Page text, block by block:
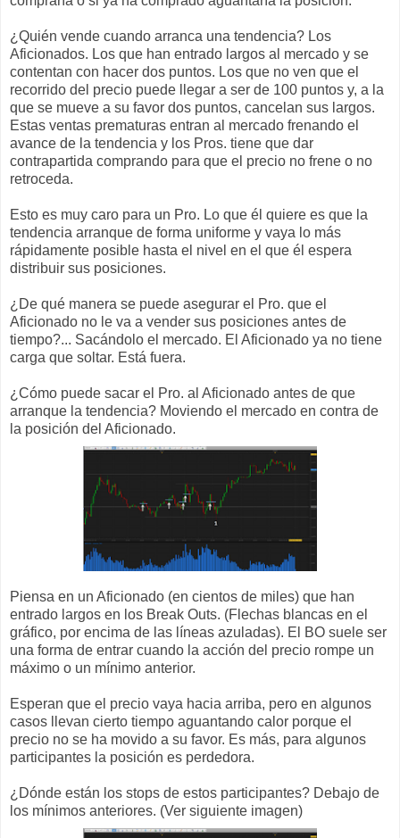
¿Quién vende cuando arranca una tendencia? Los
Aficionados. Los que han entrado largos al mercado y se
contentan con hacer dos puntos. Los que no ven que el
recorrido del precio puede llegar a ser de 100 puntos y, a la
que se mueve a su favor dos puntos, cancelan sus largos.
Estas ventas prematuras entran al mercado frenando el
avance de la tendencia y los Pros. tiene que dar
contrapartida comprando para que el precio no frene o no
retroceda.
Esto es muy caro para un Pro. Lo que él quiere es que la
tendencia arranque de forma uniforme y vaya lo más
rápidamente posible hasta el nivel en el que él espera
distribuir sus posiciones.
¿De qué manera se puede asegurar el Pro. que el
Aficionado no le va a vender sus posiciones antes de
tiempo?... Sacándolo el mercado. El Aficionado ya no tiene
carga que soltar. Está fuera.
¿Cómo puede sacar el Pro. al Aficionado antes de que
arranque la tendencia? Moviendo el mercado en contra de
la posición del Aficionado.
Piensa en un Aficionado (en cientos de miles) que han
entrado largos en los Break Outs. (Flechas blancas en el
gráfico, por encima de las líneas azuladas). El BO suele ser
una forma de entrar cuando la acción del precio rompe un
máximo o un mínimo anterior.
Esperan que el precio vaya hacia arriba, pero en algunos
casos llevan cierto tiempo aguantando calor porque el
precio no se ha movido a su favor. Es más, para algunos
participantes la posición es perdedora.
¿Dónde están los stops de estos participantes? Debajo de
los mínimos anteriores. (Ver siguiente imagen)